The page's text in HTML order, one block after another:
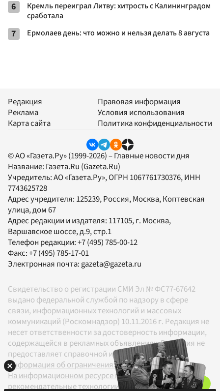
6
Кремль переиграл Литву: хитрость с Калининградом
сработала
7 Ермолаев день: что можно и нельзя делать 8 августа
Редакция
Реклама
Карта сайта
Правовая информация
Условия использования
Политика конфиденциальности
© АО «Газета.Ру» (1999-2026) – Главные новости дня
Название: Газета.Ru (Gazeta.Ru)
Учредитель:АО «Газета.Ру», ОГРН 1067761730376, ИНН
7743625728
Адрес учредителя: 125239, Россия, Москва, Коптевская
улица, дом 67
Адрес редакции и издателя: 117105, г. Москва,
Варшавское шоссе, д.9, стр.1
Телефон редакции:+7 (495) 785-00-12
Факс:+7 (495) 785-17-01
Электронная почта:gazeta@gazeta.ru
Свидетельство о регистрации СМИ Эл № ФС77-67642
выдано федеральной службой по надзору в сфере
связи, информационных технологий и массовых
коммуникаций (Роскомнадзор) 10.11.2016 г. Редакция не
несет ответственности за достоверность информации,
содержащейся в рекламных объявлениях. Редакция не
предоставляет справочной информации.
Информация об ограничениях
На информационном ресурсе применяются
рекомендательные технологии в соответствии с